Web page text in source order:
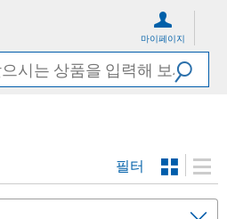
마이페이지
필터